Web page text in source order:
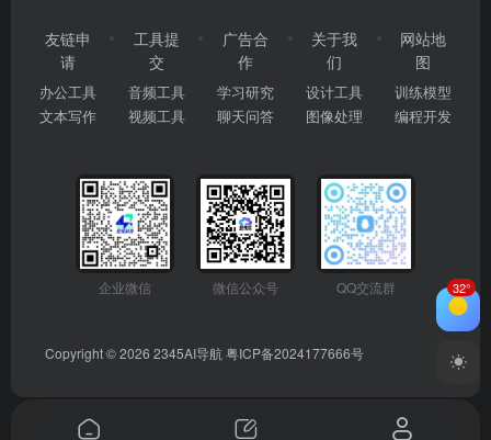
友链申
请
办公工具
文本写作
工具提
交
音频工具
视频工具
广告合
作
学习研究
聊天问答
关于我
们
设计工具
图像处理
网站地
图
训练模型
编程开发
企业微信 微信公众号 QQ交流群
Copyright © 2026 2345AI导航 粤ICP备2024177666号
32°